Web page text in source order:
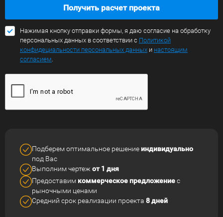
Получить расчет проекта
Нажимая кнопку отправки формы, я даю согласие на обработку
персональных данных в соответствии с Политикой
конфидециальности персональных данных и настоящим
согласием
Подберем оптимальное решение индивидуально
под Вас
Выполним чертеж от 1 дня
Предоставим коммерческое предложениес
рыночными ценами
Средний срок реализации проекта 8 дней